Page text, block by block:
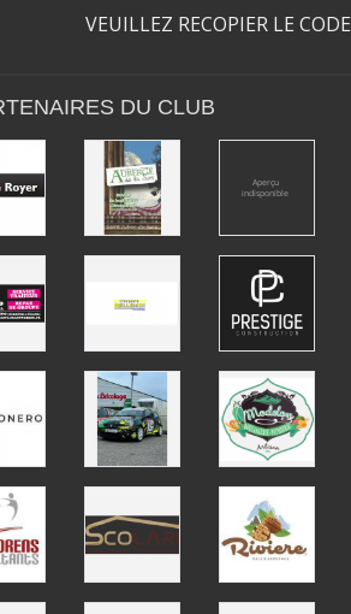
VEUILLEZ RECOPIER LE CODE
DU CLUB